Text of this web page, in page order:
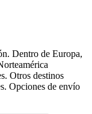
Dentro de Europa,
Otros destinos
Opciones de envío